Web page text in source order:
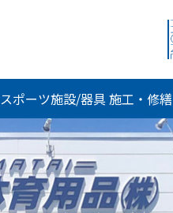
スポーツ施設/器具 施工・修繕